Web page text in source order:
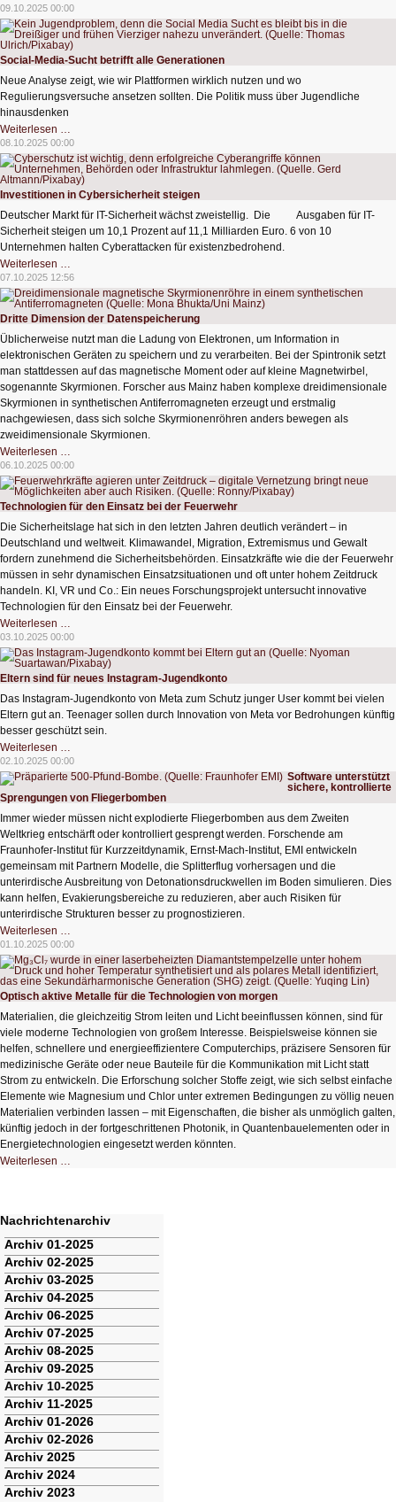
unser
Smartphone
verrät
09.10.2025 00:00
Social-Media-Sucht betrifft alle Generationen
Neue Analyse zeigt, wie wir Plattformen wirklich nutzen und wo
Regulierungsversuche ansetzen sollten. Die Politik muss über Jugendliche
hinausdenken
Weiterlesen …
Media-
Sucht
betrifft
alle
Generationen
08.10.2025 00:00
Investitionen in Cybersicherheit steigen
Deutscher Markt für IT-Sicherheit wächst zweistellig. Die Ausgaben für IT-
Sicherheit steigen um 10,1 Prozent auf 11,1 Milliarden Euro. 6 von 10
Unternehmen halten Cyberattacken für existenzbedrohend.
Weiterlesen …
in
Cybersicherheit
steigen
07.10.2025 12:56
Dritte Dimension der Datenspeicherung
Üblicherweise nutzt man die Ladung von Elektronen, um Information in
elektronischen Geräten zu speichern und zu verarbeiten. Bei der Spintronik setzt
man stattdessen auf das magnetische Moment oder auf kleine Magnetwirbel,
sogenannte Skyrmionen. Forscher aus Mainz haben komplexe dreidimensionale
Skyrmionen in synthetischen Antiferromagneten erzeugt und erstmalig
nachgewiesen, dass sich solche Skyrmionenröhren anders bewegen als
zweidimensionale Skyrmionen.
Weiterlesen …
Dimension
der
Datenspeicherung
06.10.2025 00:00
Technologien für den Einsatz bei der Feuerwehr
Die Sicherheitslage hat sich in den letzten Jahren deutlich verändert – in
Deutschland und weltweit. Klimawandel, Migration, Extremismus und Gewalt
fordern zunehmend die Sicherheitsbehörden. Einsatzkräfte wie die der Feuerwehr
müssen in sehr dynamischen Einsatzsituationen und oft unter hohem Zeitdruck
handeln. KI, VR und Co.: Ein neues Forschungsprojekt untersucht innovative
Technologien für den Einsatz bei der Feuerwehr.
Weiterlesen …
für
den
Einsatz
bei
der
03.10.2025 00:00
Eltern sind für neues Instagram-Jugendkonto
Das Instagram-Jugendkonto von Meta zum Schutz junger User kommt bei vielen
Eltern gut an. Teenager sollen durch Innovation von Meta vor Bedrohungen künftig
besser geschützt sein.
Weiterlesen …
sind
für
neues
Jugendkonto
02.10.2025 00:00
Software unterstützt
sichere, kontrollierte
Sprengungen von Fliegerbomben
Immer wieder müssen nicht explodierte Fliegerbomben aus dem Zweiten
Weltkrieg entschärft oder kontrolliert gesprengt werden. Forschende am
Fraunhofer-Institut für Kurzzeitdynamik, Ernst-Mach-Institut, EMI entwickeln
gemeinsam mit Partnern Modelle, die Splitterflug vorhersagen und die
unterirdische Ausbreitung von Detonationsdruckwellen im Boden simulieren. Dies
kann helfen, Evakierungsbereiche zu reduzieren, aber auch Risiken für
unterirdische Strukturen besser zu prognostizieren.
Weiterlesen …
unterstützt
sichere,
kontrollierte
Sprengungen
von
Fliegerbomben
01.10.2025 00:00
Optisch aktive Metalle für die Technologien von morgen
Materialien, die gleichzeitig Strom leiten und Licht beeinflussen können, sind für
viele moderne Technologien von großem Interesse. Beispielsweise können sie
helfen, schnellere und energieeffizientere Computerchips, präzisere Sensoren für
medizinische Geräte oder neue Bauteile für die Kommunikation mit Licht statt
Strom zu entwickeln. Die Erforschung solcher Stoffe zeigt, wie sich selbst einfache
Elemente wie Magnesium und Chlor unter extremen Bedingungen zu völlig neuen
Materialien verbinden lassen – mit Eigenschaften, die bisher als unmöglich galten,
künftig jedoch in der fortgeschrittenen Photonik, in Quantenbauelementen oder in
Energietechnologien eingesetzt werden könnten.
Weiterlesen …
Technologien
von
morgen
Nachrichtenarchiv
Navigation
überspringen
Archiv 01-2025
Archiv 02-2025
Archiv 03-2025
Archiv 04-2025
Archiv 06-2025
Archiv 07-2025
Archiv 08-2025
Archiv 09-2025
Archiv 10-2025
Archiv 11-2025
Archiv 01-2026
Archiv 02-2026
Archiv 2025
Archiv 2024
Archiv 2023